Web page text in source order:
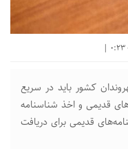
کشور باید در سریع
قدیمی و اخذ شناسنامه
قدیمی برای دریافت